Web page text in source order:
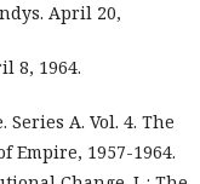
April 20,
8, 1964.
A. Vol. 4. The
Empire, 1957-1964.